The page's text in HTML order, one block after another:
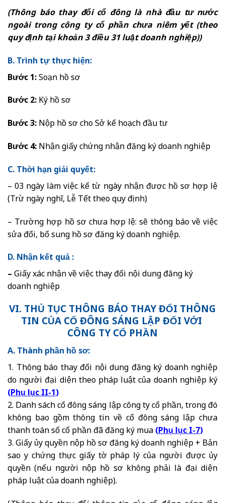
(Thông báo thay đổi cổ đông là nhà đầu tư nước
ngoài trong công ty cổ phần chưa niêm yết (theo
quy định tại khoản 3 điều 31 luật doanh nghiệp))
B. Trình tự thực hiện:
Bước 1:Soạn hồ sơ
Bước 2:Ký hồ sơ
Bước 3:Nộp hồ sơ cho Sở kế hoạch đầu tư
Bước 4:Nhận giấy chứng nhận đăng ký doanh nghiệp
C. Thời hạn giải quyết:
– 03 ngày làm việc kể từ ngày nhận được hồ sơ hợp lệ
(Trừ ngày nghĩ, Lễ Tết theo quy định)
– Trường hợp hồ sơ chưa hợp lệ: sẽ thông báo về việc
sửa đổi, bổ sung hồ sơ đăng ký doanh nghiệp.
D. Nhận kết quả :
–Giấy xác nhận về việc thay đổi nội dung đăng ký
doanh nghiệp
VI. THỦ TỤC THÔNG BÁO THAY ĐỔI THÔNG
TIN CỦA CỔ ĐÔNG SÁNG LẬP ĐỐI VỚI
CÔNG TY CỔ PHẦN
A. Thành phần hồ sơ:
1. Thông báo thay đổi nội dung đăng ký doanh nghiệp
do người đại diện theo pháp luật của doanh nghiệp ký
(Phụ lục II-1)
2. Danh sách cổ đông sáng lập công ty cổ phần, trong đó
không bao gồm thông tin về cổ đông sáng lập chưa
thanh toán số cổ phần đã đăng ký mua(Phụ lục I-7)
3. Giấy ủy quyền nộp hồ sơ đăng ký doanh nghiệp + Bản
sao y chứng thực giấy tờ pháp lý của người được ủy
quyền (nếu người nộp hồ sơ không phải là đại diện
pháp luật của doanh nghiệp).